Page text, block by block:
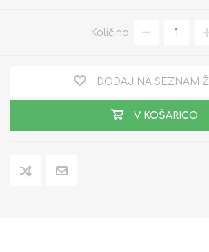
Količina:
DODAJ NA SEZNAM
V KOŠARICO